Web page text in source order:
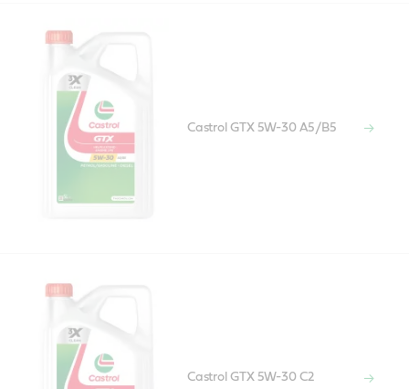
Castrol GTX 5W-30 A5/B5
Castrol GTX 5W-30 C2